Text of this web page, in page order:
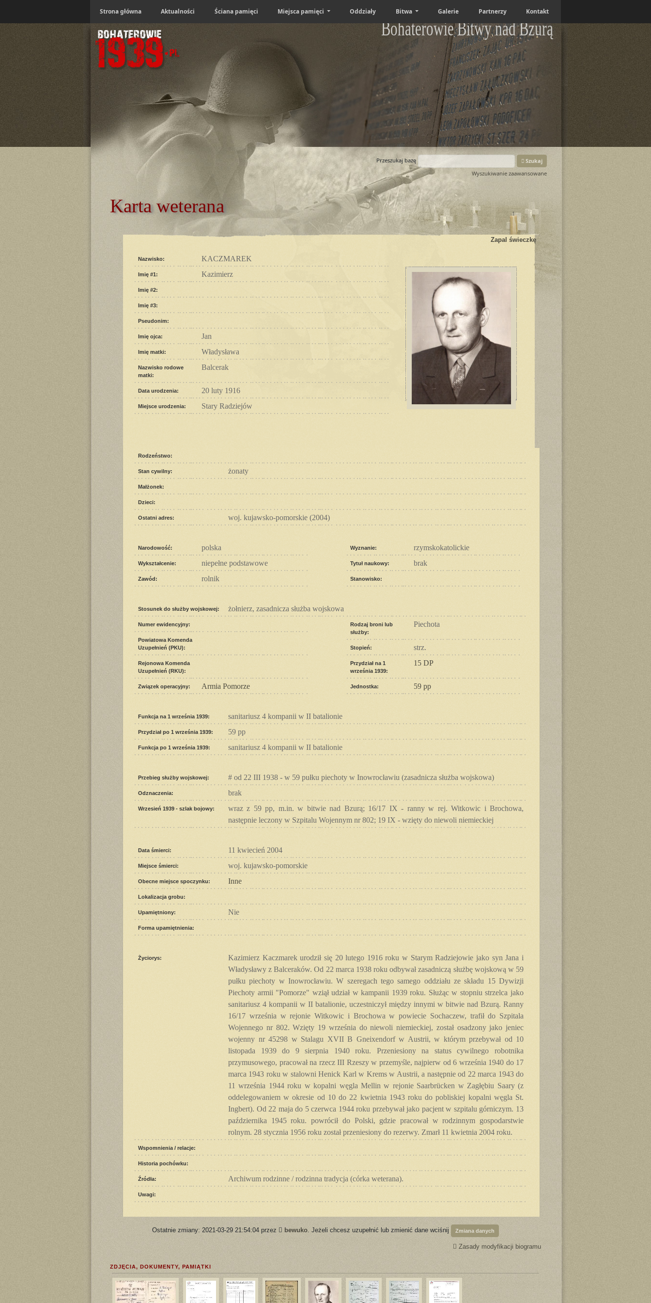
Strona główna Aktualności Ściana pamięci Miejsca pamięci Oddziały Bitwa Galerie Partnerzy Kontakt
Bohaterowie Bitwy nad Bzurą
Przeszukaj bazę
Szukaj
Wyszukiwanie zaawansowane
Karta weterana
Zapal świeczkę
Nazwisko: KACZMAREK
Imię #1: Kazimierz
Imię #2:
Imię #3:
Pseudonim:
Imię ojca: Jan
Imię matki: Władysława
Nazwisko rodowe
matki:
Balcerak
Data urodzenia: 20 luty 1916
Miejsce urodzenia: Stary Radziejów
Rodzeństwo:
Stan cywilny: żonaty
Małżonek:
Dzieci:
Ostatni adres: woj. kujawsko-pomorskie (2004)
Narodowość: polska
Wykształcenie: niepełne podstawowe
Zawód: rolnik
Wyznanie: rzymskokatolickie
Tytuł naukowy: brak
Stanowisko:
Stosunek do służby wojskowej: żołnierz, zasadnicza służba wojskowa
Numer ewidencyjny:
Powiatowa Komenda
Uzupełnień (PKU):
Rejonowa Komenda
Uzupełnień (RKU):
Związek operacyjny: Armia Pomorze
Rodzaj broni lub
służby:
Piechota
Stopień: strz.
Przydział na 1
września 1939:
15 DP
Jednostka: 59 pp
Funkcja na 1 września 1939: sanitariusz 4 kompanii w II batalionie
Przydział po 1 września 1939: 59 pp
Funkcja po 1 września 1939: sanitariusz 4 kompanii w II batalionie
Przebieg służby wojskowej: # od 22 III 1938 - w 59 pułku piechoty w Inowrocławiu (zasadnicza służba wojskowa)
Odznaczenia: brak
Wrzesień 1939 - szlak bojowy:
wraz z 59 pp, m.in. w bitwie nad Bzurą; 16/17 IX - ranny w rej. Witkowic i Brochowa,
następnie leczony w Szpitalu Wojennym nr 802; 19 IX - wzięty do niewoli niemieckiej
Data śmierci: 11 kwiecień 2004
Miejsce śmierci: woj. kujawsko-pomorskie
Obecne miejsce spoczynku: Inne
Lokalizacja grobu:
Upamiętniony: Nie
Forma upamiętnienia:
Życiorys:
Kazimierz Kaczmarek urodził się 20 lutego 1916 roku w Starym Radziejowie jako syn Jana i
Władysławy z Balceraków. Od 22 marca 1938 roku odbywał zasadniczą służbę wojskową w 59
pułku piechoty w Inowrocławiu. W szeregach tego samego oddziału ze składu 15 Dywizji
Piechoty armii "Pomorze" wziął udział w kampanii 1939 roku. Służąc w stopniu strzelca jako
sanitariusz 4 kompanii w II batalionie, uczestniczył między innymi w bitwie nad Bzurą. Ranny
16/17 września w rejonie Witkowic i Brochowa w powiecie Sochaczew, trafił do Szpitala
Wojennego nr 802. Wzięty 19 września do niewoli niemieckiej, został osadzony jako jeniec
wojenny nr 45298 w Stalagu XVII B Gneixendorf w Austrii, w którym przebywał od 10
listopada 1939 do 9 sierpnia 1940 roku. Przeniesiony na status cywilnego robotnika
przymusowego, pracował na rzecz III Rzeszy w przemyśle, najpierw od 6 września 1940 do 17
marca 1943 roku w stalowni Henick Karl w Krems w Austrii, a następnie od 22 marca 1943 do
11 września 1944 roku w kopalni węgla Mellin w rejonie Saarbrücken w Zagłębiu Saary (z
oddelegowaniem w okresie od 10 do 22 kwietnia 1943 roku do pobliskiej kopalni węgla St.
Ingbert). Od 22 maja do 5 czerwca 1944 roku przebywał jako pacjent w szpitalu górniczym. 13
października 1945 roku. powrócił do Polski, gdzie pracował w rodzinnym gospodarstwie
rolnym. 28 stycznia 1956 roku został przeniesiony do rezerwy. Zmarł 11 kwietnia 2004 roku.
Wspomnienia / relacje:
Historia pochówku:
Źródła: Archiwum rodzinne / rodzinna tradycja (córka weterana).
Uwagi:
Ostatnie zmiany: 2021-03-29 21:54:04 przez bewuko. Jeżeli chcesz uzupełnić lub zmienić dane wciśnij Zmiana danych
Zasady modyfikacji biogramu
ZDJĘCIA, DOKUMENTY, PAMIĄTKI